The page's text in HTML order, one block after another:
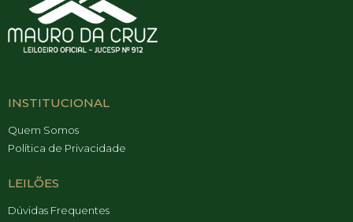
INSTITUCIONAL
Quem Somos
Política de Privacidade
LEILÕES
Dúvidas Frequentes